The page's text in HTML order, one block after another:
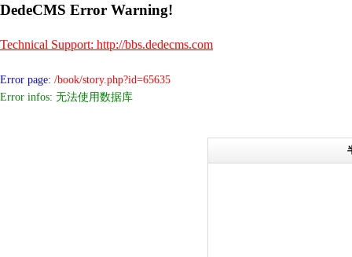
DedeCMS Error Warning!
Technical Support: http://bbs.dedecms.com
Error page: /book/story.php?id=65635
Error infos: 无法使用数据库